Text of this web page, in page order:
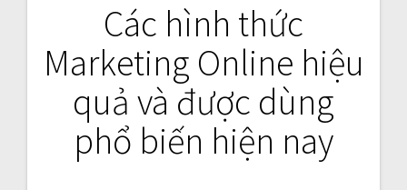
Các hình thức
Marketing Online hiệu
quả và được dùng
phổ biến hiện nay